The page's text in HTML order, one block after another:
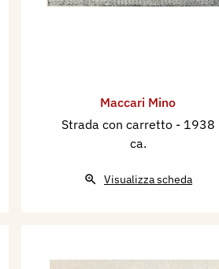
Maccari Mino
Strada con carretto - 1938
ca.
Visualizza scheda